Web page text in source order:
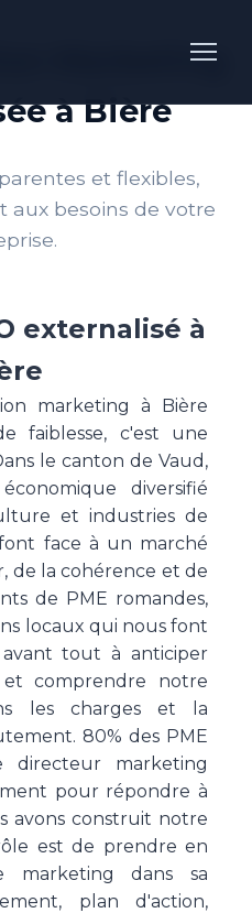
Marketing
à Bière
et flexibles,
aux besoins de votre
externalisé à
marketing à Bière
faiblesse, c'est une
le canton de Vaud,
diversifié
et industries de
face à un marché
de la cohérence et de
de PME romandes,
locaux qui nous font
tout à anticiper
et comprendre notre
les charges et la
80% des PME
directeur marketing
pour répondre à
avons construit notre
est de prendre en
marketing dans sa
plan d'action,